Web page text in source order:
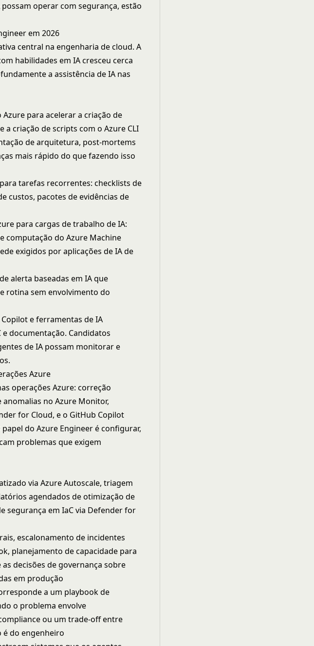
operar com segurança, estão
em 2026
central na engenharia de cloud. A
habilidades em IA cresceu cerca
a assistência de IA nas
para acelerar a criação de
a criação de scripts com o Azure CLI
de arquitetura, post-mortems
mais rápido do que fazendo isso
tarefas recorrentes: checklists de
custos, pacotes de evidências de
para cargas de trabalho de IA:
computação do Azure Machine
exigidos por aplicações de IA de
alerta baseadas em IA que
rotina sem envolvimento do
e ferramentas de IA
documentação. Candidatos
de IA possam monitorar e
Azure
operações Azure: correção
no Azure Monitor,
for Cloud, e o GitHub Copilot
do Azure Engineer é configurar,
problemas que exigem
via Azure Autoscale, triagem
agendados de otimização de
segurança em IaC via Defender for
escalonamento de incidentes
planejamento de capacidade para
decisões de governança sobre
em produção
a um playbook de
o problema envolve
ou um trade-off entre
é do engenheiro